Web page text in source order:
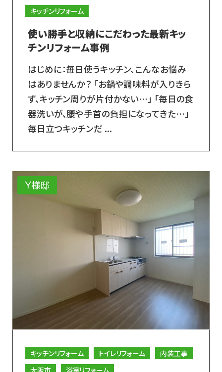
キッチンリフォーム
使い勝手と収納にこだわった最新キッ
チンリフォーム事例
はじめに：毎日使うキッチン、こんなお悩み
はありませんか？ 「お鍋や調味料が入りきら
ず、キッチン周りが片付かない…」 「毎日の食
器洗いが、腰や手首の負担になってきた…」
毎日立つキッチンだ ...
Y様邸
キッチンリフォーム トイレリフォーム
内装工事
大阪市
浴室リフォーム